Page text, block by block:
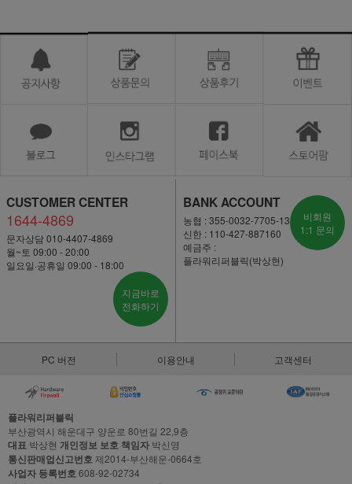
CUSTOMER CENTER
1644-4869
문자상담 010-4407-4869
월~토 09:00 - 20:00
일요일·공휴일 09:00 - 18:00
지금바로
전화하기
BANK ACCOUNT
농협 : 355-0032-7705-13
신한 : 110-427-887160
예금주 :
플라워리퍼블릭(박상현)
비회원
1:1 문의
PC 버전 이용안내 고객센터
플라워리퍼블릭
부산광역시 해운대구 양운로 80번길 22,9층
대표 박상현 개인정보 보호 책임자 박신영
통신판매업신고번호 제2014-부산해운-0664호
사업자 등록번호 608-92-02734